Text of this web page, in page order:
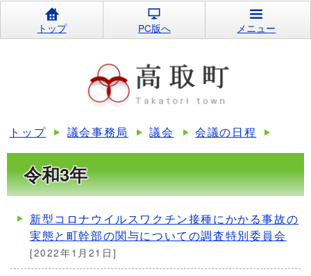
トップ PC版へ メニュー
トップ 議会事務局 議会 会議の日程
令和3年
新型コロナウイルスワクチン接種にかかる事故の
実態と町幹部の関与についての調査特別委員会
[2022年1月21日]